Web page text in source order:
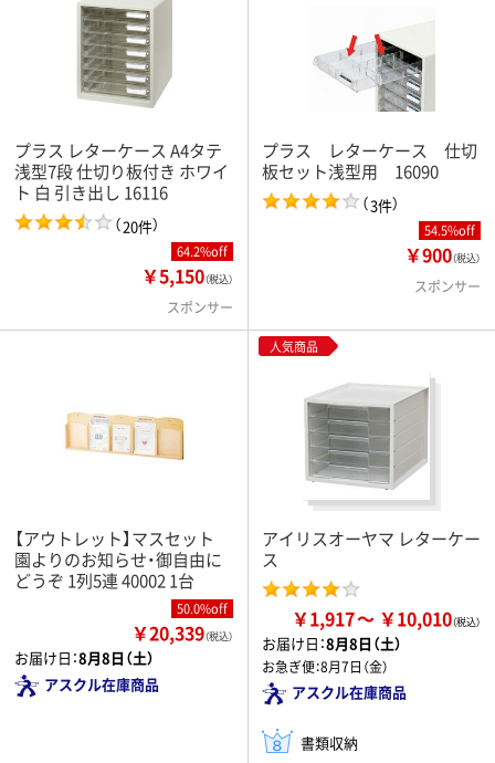
プラス レターケース A4タテ
浅型7段 仕切り板付き ホワイ
ト 白 引き出し 16116
（20件）
64.2%off
￥5,150（税込）
スポンサー
プラス レターケース 仕切
板セット浅型用 16090
（3件）
54.5%off
￥900（税込）
スポンサー
【アウトレット】マスセット
園よりのお知らせ・御自由に
どうぞ 1列5連 40002 1台
50.0%off
￥20,339（税込）
お届け日：8月8日（土）
アスクル在庫商品
人気商品
アイリスオーヤマ レターケー
ス
￥1,917 ￥10,010
お届け日：8月8日（土）
お急ぎ便：8月7日（金）
アスクル在庫商品
書類収納